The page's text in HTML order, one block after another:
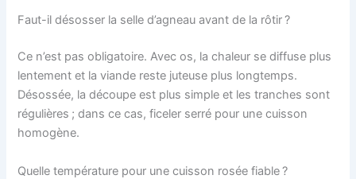
Faut-il désosser la selle d’agneau avant de la rôtir ?
Ce n’est pas obligatoire. Avec os, la chaleur se diffuse plus
lentement et la viande reste juteuse plus longtemps.
Désossée, la découpe est plus simple et les tranches sont
régulières ; dans ce cas, ficeler serré pour une cuisson
homogène.
Quelle température pour une cuisson rosée fiable ?